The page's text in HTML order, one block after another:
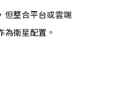
但整合平台或雲端
衛星配置。